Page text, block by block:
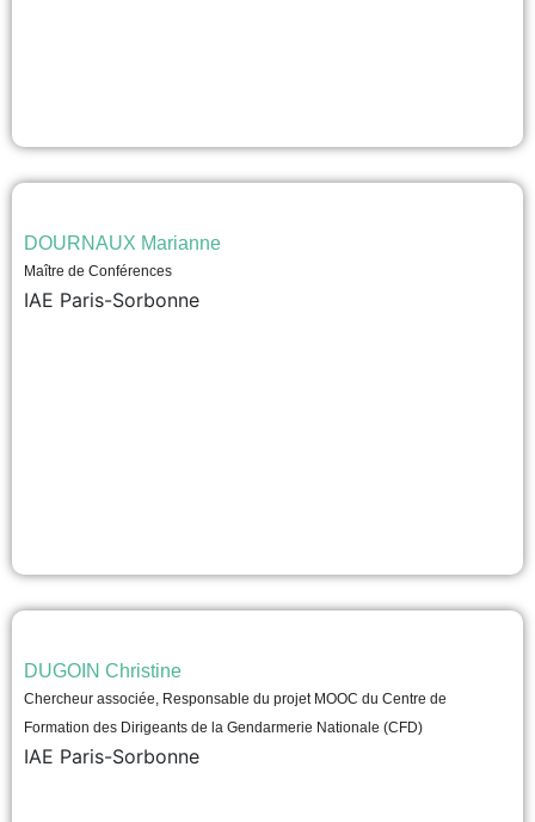
DOURNAUX Marianne
Maître de Conférences
IAE Paris-Sorbonne
DUGOIN Christine
Chercheur associée, Responsable du projet MOOC du Centre de
Formation des Dirigeants de la Gendarmerie Nationale (CFD)
IAE Paris-Sorbonne